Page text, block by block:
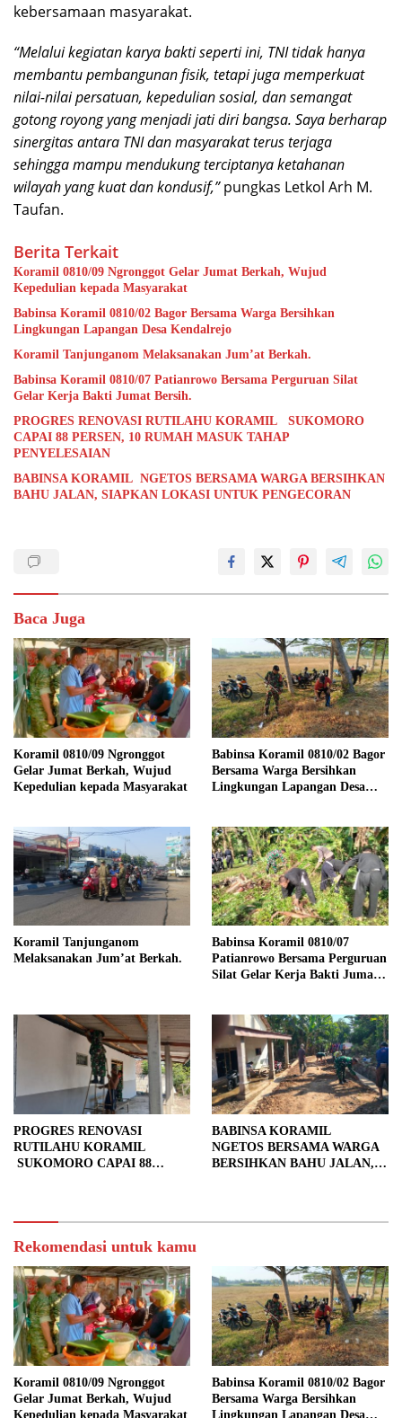
kebersamaan masyarakat.
“Melalui kegiatan karya bakti seperti ini, TNI tidak hanya
membantu pembangunan fisik, tetapi juga memperkuat
nilai-nilai persatuan, kepedulian sosial, dan semangat
gotong royong yang menjadi jati diri bangsa. Saya berharap
sinergitas antara TNI dan masyarakat terus terjaga
sehingga mampu mendukung terciptanya ketahanan
wilayah yang kuat dan kondusif,”pungkas Letkol Arh M.
Taufan.
Berita Terkait
Koramil 0810/09 Ngronggot Gelar Jumat Berkah, Wujud
Kepedulian kepada Masyarakat
Babinsa Koramil 0810/02 Bagor Bersama Warga Bersihkan
Lingkungan Lapangan Desa Kendalrejo
Koramil Tanjunganom Melaksanakan Jum’at Berkah.
Babinsa Koramil 0810/07 Patianrowo Bersama Perguruan Silat
Gelar Kerja Bakti Jumat Bersih.
PROGRES RENOVASI RUTILAHU KORAMIL SUKOMORO
CAPAI 88 PERSEN, 10 RUMAH MASUK TAHAP
PENYELESAIAN
BABINSA KORAMIL NGETOS BERSAMA WARGA BERSIHKAN
BAHU JALAN, SIAPKAN LOKASI UNTUK PENGECORAN
Baca Juga
Koramil 0810/09 Ngronggot
Gelar Jumat Berkah, Wujud
Kepedulian kepada Masyarakat
Babinsa Koramil 0810/02 Bagor
Bersama Warga Bersihkan
Lingkungan Lapangan Desa
Koramil Tanjunganom
Melaksanakan Jum’at Berkah.
Babinsa Koramil 0810/07
Patianrowo Bersama Perguruan
Silat Gelar Kerja Bakti Jumat
PROGRES RENOVASI
RUTILAHU KORAMIL
SUKOMORO CAPAI 88
BABINSA KORAMIL
NGETOS BERSAMA WARGA
BERSIHKAN BAHU JALAN,
Rekomendasi untuk kamu
Koramil 0810/09 Ngronggot
Gelar Jumat Berkah, Wujud
Kepedulian kepada Masyarakat
Babinsa Koramil 0810/02 Bagor
Bersama Warga Bersihkan
Lingkungan Lapangan Desa